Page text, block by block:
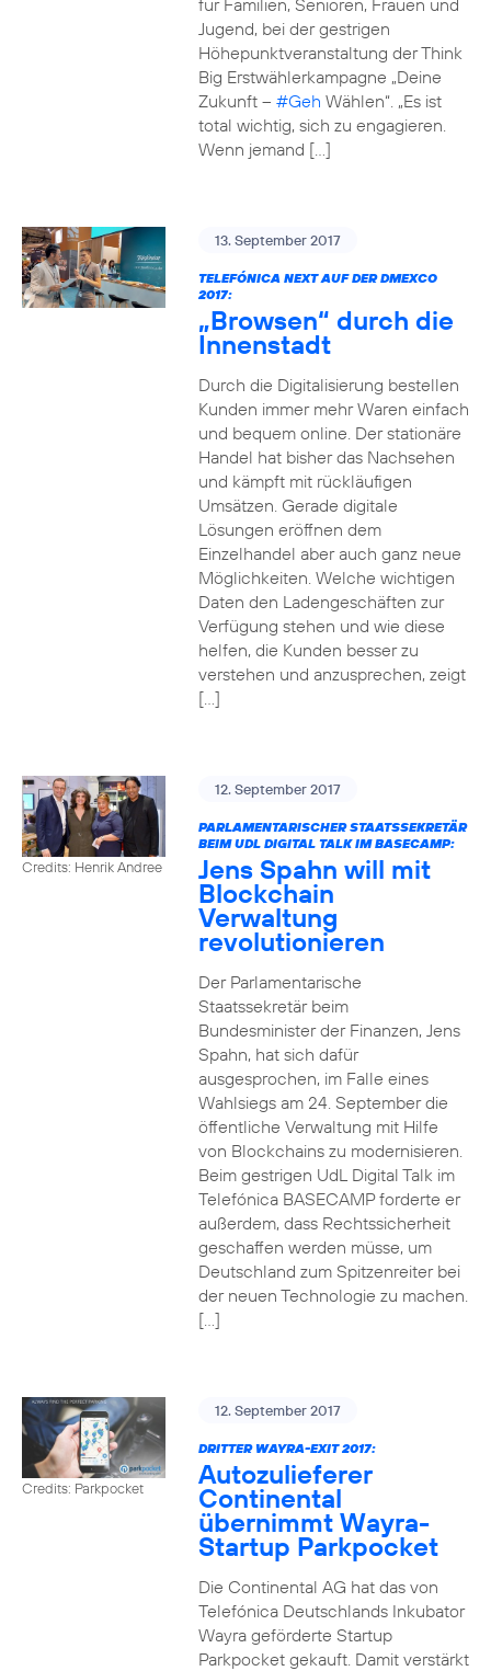
für Familien, Senioren, Frauen und
Jugend, bei der gestrigen
Höhepunktveranstaltung der Think
Big Erstwählerkampagne „Deine
Zukunft – #Geh Wählen“. „Es ist
total wichtig, sich zu engagieren.
Wenn jemand […]
13. September 2017
TELEFÓNICA NEXT AUF DER DMEXCO
2017:
„Browsen“ durch die
Innenstadt
Durch die Digitalisierung bestellen
Kunden immer mehr Waren einfach
und bequem online. Der stationäre
Handel hat bisher das Nachsehen
und kämpft mit rückläufigen
Umsätzen. Gerade digitale
Lösungen eröffnen dem
Einzelhandel aber auch ganz neue
Möglichkeiten. Welche wichtigen
Daten den Ladengeschäften zur
Verfügung stehen und wie diese
helfen, die Kunden besser zu
verstehen und anzusprechen, zeigt
[…]
Credits: Henrik Andree
12. September 2017
PARLAMENTARISCHER STAATSSEKRETÄR
BEIM UDL DIGITAL TALK IM BASECAMP:
Jens Spahn will mit
Blockchain
Verwaltung
revolutionieren
Der Parlamentarische
Staatssekretär beim
Bundesminister der Finanzen, Jens
Spahn, hat sich dafür
ausgesprochen, im Falle eines
Wahlsiegs am 24. September die
öffentliche Verwaltung mit Hilfe
von Blockchains zu modernisieren.
Beim gestrigen UdL Digital Talk im
Telefónica BASECAMP forderte er
außerdem, dass Rechtssicherheit
geschaffen werden müsse, um
Deutschland zum Spitzenreiter bei
der neuen Technologie zu machen.
[…]
Credits: Parkpocket
12. September 2017
DRITTER WAYRA-EXIT 2017:
Autozulieferer
Continental
übernimmt Wayra-
Startup Parkpocket
Die Continental AG hat das von
Telefónica Deutschlands Inkubator
Wayra geförderte Startup
Parkpocket gekauft. Damit verstärkt